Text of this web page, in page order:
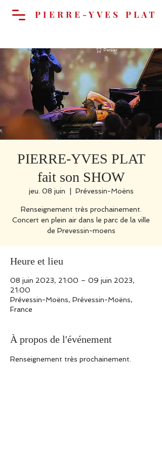
Panier
PIERRE-YVES PLAT
PIERRE-YVES PLAT
fait son SHOW
jeu. 08 juin Prévessin-Moëns
Renseignement très prochainement.
Concert en plein air dans le parc de la ville
de Prevessin-moens
Heure et lieu
08 juin 2023, 21:00 – 09 juin 2023,
21:00
Prévessin-Moëns, Prévessin-Moëns,
France
À propos de l'événement
Renseignement très prochainement.